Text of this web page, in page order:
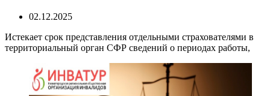
02.12.2025
Истекает срок представления отдельными страхователями в
территориальный орган СФР сведений о периодах работы,